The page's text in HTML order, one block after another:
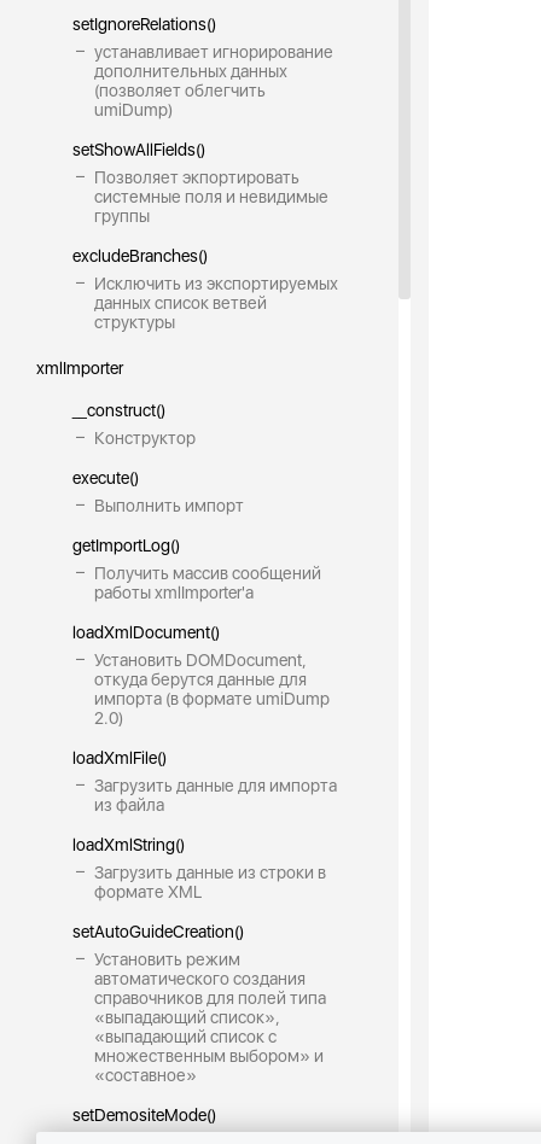
setIgnoreRelations()
устанавливает игнорирование
дополнительных данных
(позволяет облегчить
umiDump)
setShowAllFields()
Позволяет экпортировать
системные поля и невидимые
группы
excludeBranches()
Исключить из экспортируемых
данных список ветвей
структуры
xmlImporter
__construct()
Конструктор
execute()
Выполнить импорт
getImportLog()
Получить массив сообщений
работы xmlImporter'a
loadXmlDocument()
Установить DOMDocument,
откуда берутся данные для
импорта (в формате umiDump
2.0)
loadXmlFile()
Загрузить данные для импорта
из файла
loadXmlString()
Загрузить данные из строки в
формате XML
setAutoGuideCreation()
Установить режим
автоматического создания
справочников для полей типа
«выпадающий список»,
«выпадающий список с
множественным выбором» и
«составное»
setDemositeMode()